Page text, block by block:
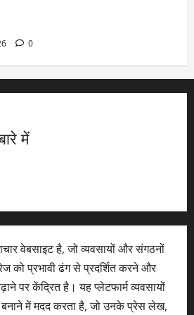
0
में
वेबसाइट है, जो व्यवसायों और संगठनों
को प्रभावी ढंग से प्रदर्शित करने और
पर केंद्रित है। यह प्लेटफार्म व्यवसायों
में मदद करता है, जो उनके प्रेस लेख,